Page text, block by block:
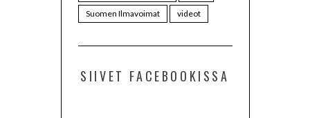
Suomen Ilmavoimat
videot
SIIVET FACEBOOKISSA